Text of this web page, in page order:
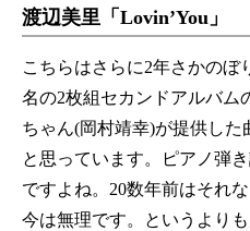
渡辺美里「Lovin’You」
こちらはさらに2年さかのぼ
名の2枚組セカンドアルバム
ちゃん(岡村靖幸)が提供し
と思っています。ピアノ弾
ですよね。20数年前はそれ
今は無理です。というより